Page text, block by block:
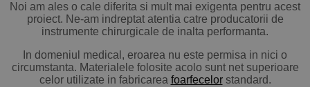
Noi am ales o cale diferita si mult mai exigenta pentru acest
proiect. Ne-am indreptat atentia catre producatorii de
instrumente chirurgicale de inalta performanta.
In domeniul medical, eroarea nu este permisa in nici o
circumstanta. Materialele folosite acolo sunt net superioare
celor utilizate in fabricarea foarfecelor standard.